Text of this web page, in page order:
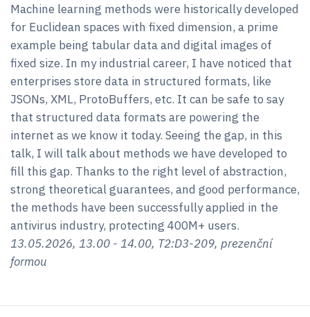
Machine learning methods were historically developed
for Euclidean spaces with fixed dimension, a prime
example being tabular data and digital images of
fixed size. In my industrial career, I have noticed that
enterprises store data in structured formats, like
JSONs, XML, ProtoBuffers, etc. It can be safe to say
that structured data formats are powering the
internet as we know it today. Seeing the gap, in this
talk, I will talk about methods we have developed to
fill this gap. Thanks to the right level of abstraction,
strong theoretical guarantees, and good performance,
the methods have been successfully applied in the
antivirus industry, protecting 400M+ users.
13.05.2026, 13.00 - 14.00, T2:D3-209, prezenční
formou